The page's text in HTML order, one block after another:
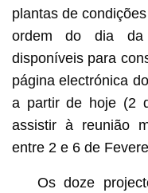
plantas de
ordem do dia da
disponíveis para
página electrónica
a partir de hoje (2
assistir à reunião
entre 2 e 6 de
Os doze